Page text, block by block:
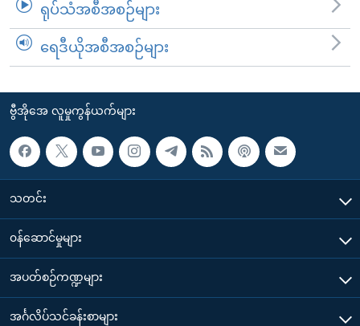
ရုပ်သံအစီအစဉ်များ
ရေဒီယိုအစီအစဉ်များ
ဗွီအိုအေ လူမှုကွန်ယက်များ
သတင်း
၀န်ဆောင်မှုများ
အပတ်စဉ်ကဏ္ဍများ
အင်္ဂလိပ်သင်ခန်းစာများ